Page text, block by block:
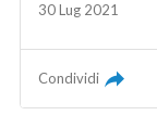
30 Lug 2021
Condividi